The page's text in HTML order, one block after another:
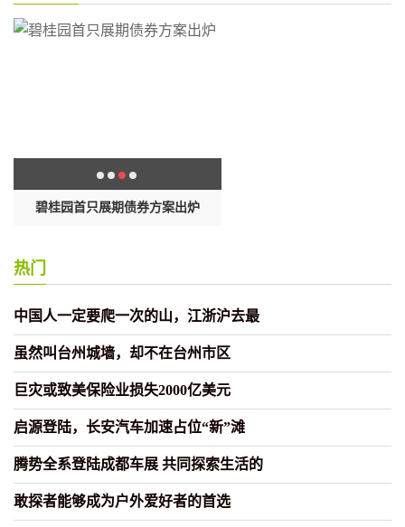
碧桂园首只展期债券方案出炉
热门
中国人一定要爬一次的山，江浙沪去最
虽然叫台州城墙，却不在台州市区
巨灾或致美保险业损失2000亿美元
启源登陆，长安汽车加速占位“新”滩
腾势全系登陆成都车展 共同探索生活的
敢探者能够成为户外爱好者的首选